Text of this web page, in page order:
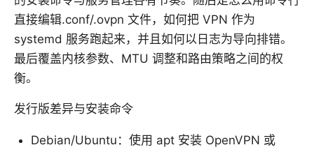
直接编辑.conf/.ovpn 文件，如何把 VPN 作为
systemd 服务跑起来，并且如何以日志为导向排错。
最后覆盖内核参数、MTU 调整和路由策略之间的权
衡。
发行版差异与安装命令
Debian/Ubuntu：使用 apt 安装 OpenVPN 或